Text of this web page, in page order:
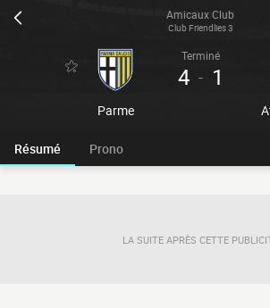
Amicaux Club
Club Friendlies 3
Parme
Terminé
4 - 1
Résumé Prono
LA SUITE APRÈS CETTE